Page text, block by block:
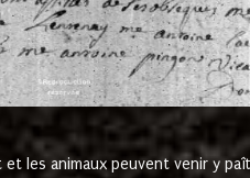
les animaux peuvent venir y